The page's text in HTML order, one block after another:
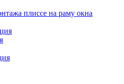
плиссе на раму окна